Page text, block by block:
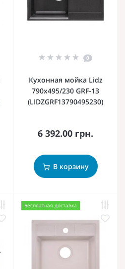
0
Кухонная мойка Lidz
790x495/230 GRF-13
(LIDZGRF13790495230)
6 392.00 грн.
В корзину
Бесплатная доставка